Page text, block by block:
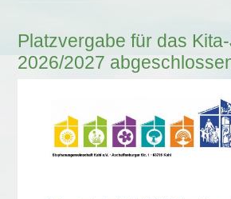
Platzvergabe für das
2026/2027